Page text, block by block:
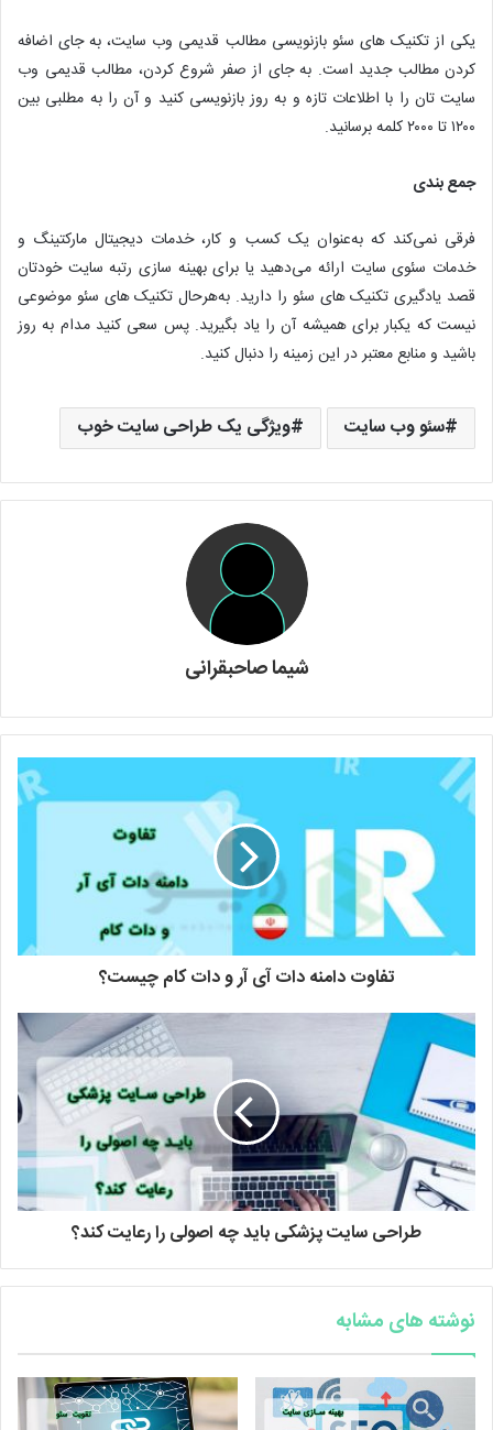
یکی از تکنیک های سئو بازنویسی مطالب قدیمی وب سایت، به جای اضافه
کردن مطالب جدید است. به جای از صفر شروع کردن، مطالب قدیمی وب
سایت تان را با اطلاعات تازه و به روز بازنویسی کنید و آن را به مطلبی بین
۱۲۰۰ تا ۲۰۰۰ کلمه برسانید.
جمع بندی
فرقی نمی‌کند که به‌عنوان یک کسب و کار، خدمات دیجیتال مارکتینگ و
خدمات سئوی سایت ارائه می‌دهید یا برای بهینه سازی رتبه سایت خودتان
قصد یادگیری تکنیک های سئو را دارید. به‌هرحال تکنیک های سئو موضوعی
نیست که یکبار برای همیشه آن را یاد بگیرید. پس سعی کنید مدام به روز
باشید و منابع معتبر در این زمینه را دنبال کنید.
سئو وب‌ سایت ویژگی یک طراحی سایت خوب
شیما صاحبقرانی
تفاوت دامنه دات آی آر و دات کام چیست؟
طراحی سایت پزشکی باید چه اصولی را رعایت کند؟
نوشته های مشابه